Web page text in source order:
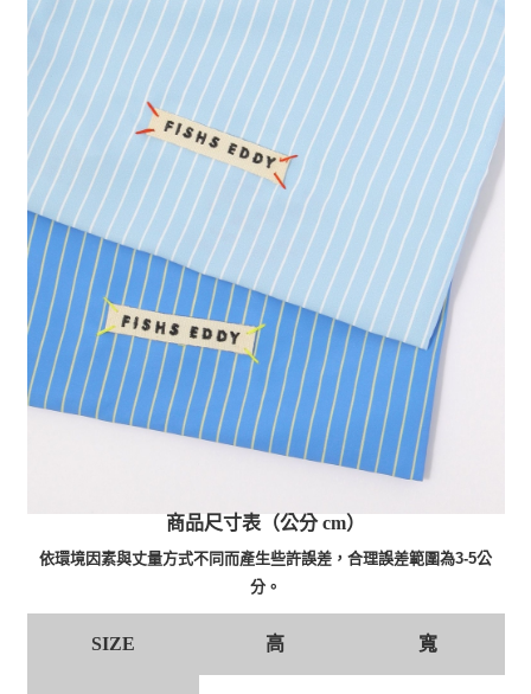
商品尺寸表（公分 cm）
依環境因素與丈量方式不同而產生些許誤差，合理誤差範圍為3-5公
分。
SIZE 高 寬